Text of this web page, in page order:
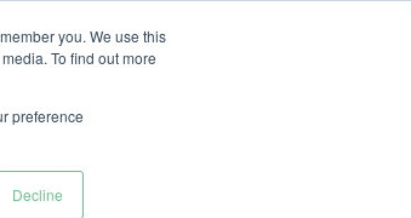
you. We use this
To find out more
preference
Decline